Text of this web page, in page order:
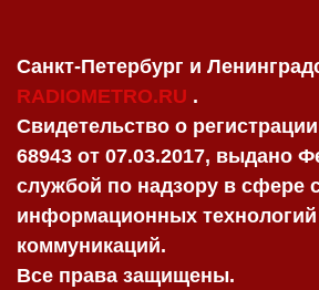
Санкт-Петербург и
RADIOMETRO.RU .
Свидетельство о
68943 от 07.03.2017, выдано
службой по надзору в сфере
информационных
коммуникаций.
Все права защищены.